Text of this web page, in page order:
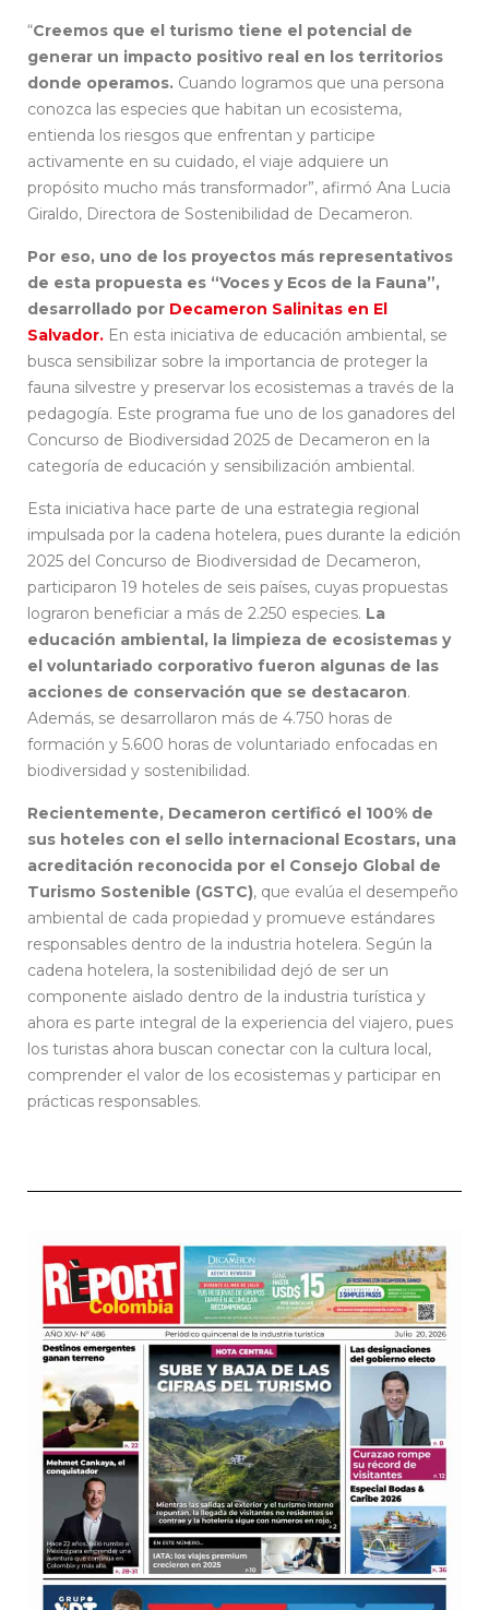
“Creemos que el turismo tiene el potencial de
generar un impacto positivo real en los territorios
donde operamos. Cuando logramos que una persona
conozca las especies que habitan un ecosistema,
entienda los riesgos que enfrentan y participe
activamente en su cuidado, el viaje adquiere un
propósito mucho más transformador”, afirmó Ana Lucia
Giraldo, Directora de Sostenibilidad de Decameron.
Por eso, uno de los proyectos más representativos
de esta propuesta es “Voces y Ecos de la Fauna”,
desarrollado por Decameron Salinitas en El
Salvador. En esta iniciativa de educación ambiental, se
busca sensibilizar sobre la importancia de proteger la
fauna silvestre y preservar los ecosistemas a través de la
pedagogía. Este programa fue uno de los ganadores del
Concurso de Biodiversidad 2025 de Decameron en la
categoría de educación y sensibilización ambiental.
Esta iniciativa hace parte de una estrategia regional
impulsada por la cadena hotelera, pues durante la edición
2025 del Concurso de Biodiversidad de Decameron,
participaron 19 hoteles de seis países, cuyas propuestas
lograron beneficiar a más de 2.250 especies. La
educación ambiental, la limpieza de ecosistemas y
el voluntariado corporativo fueron algunas de las
acciones de conservación que se destacaron.
Además, se desarrollaron más de 4.750 horas de
formación y 5.600 horas de voluntariado enfocadas en
biodiversidad y sostenibilidad.
Recientemente, Decameron certificó el 100% de
sus hoteles con el sello internacional Ecostars, una
acreditación reconocida por el Consejo Global de
Turismo Sostenible (GSTC), que evalúa el desempeño
ambiental de cada propiedad y promueve estándares
responsables dentro de la industria hotelera. Según la
cadena hotelera, la sostenibilidad dejó de ser un
componente aislado dentro de la industria turística y
ahora es parte integral de la experiencia del viajero, pues
los turistas ahora buscan conectar con la cultura local,
comprender el valor de los ecosistemas y participar en
prácticas responsables.